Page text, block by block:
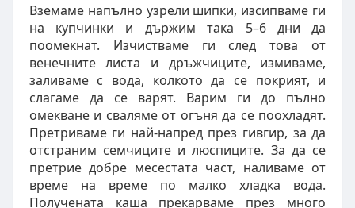
Вземаме напълно узрели шипки, изсипваме ги
на купчинки и държим така 5–6 дни да
поомекнат. Изчистваме ги след това от
венечните листа и дръжчиците, измиваме,
заливаме с вода, колкото да се покрият, и
слагаме да се варят. Варим ги до пълно
омекване и сваляме от огъня да се поохладят.
Претриваме ги най-напред през гивгир, за да
отстраним семчиците и люспиците. За да се
претрие добре месестата част, наливаме от
време на време по малко хладка вода.
Получената каша прекарваме през много